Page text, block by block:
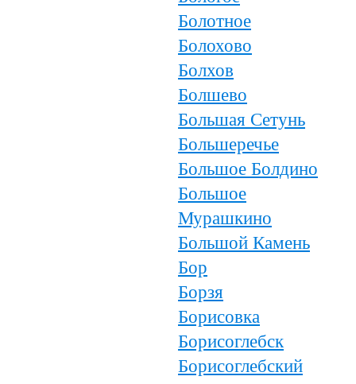
Болотное
Болохово
Болхов
Болшево
Большая Сетунь
Большеречье
Большое Болдино
Большое
Мурашкино
Большой Камень
Бор
Борзя
Борисовка
Борисоглебск
Борисоглебский